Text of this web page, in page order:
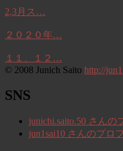
2,3月ス…
２０２０年…
１１、１２…
© 2008 Junich Saito http://
SNS
junichi.saito.50 さんの
jun1sai10 さんのプロ